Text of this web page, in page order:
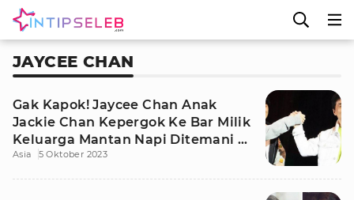
JAYCEE CHAN
Gak Kapok! Jaycee Chan Anak
Jackie Chan Kepergok Ke Bar Milik
Keluarga Mantan Napi Ditemani 2
Wanita
Asia 5 Oktober 2023